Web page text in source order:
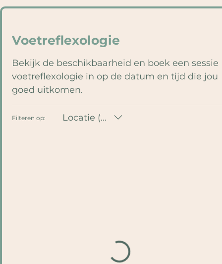
Voetreflexologie
Bekijk de beschikbaarheid en boek een sessie
voetreflexologie in op de datum en tijd die jou
goed uitkomen.
Filteren op: Locatie (Alle)